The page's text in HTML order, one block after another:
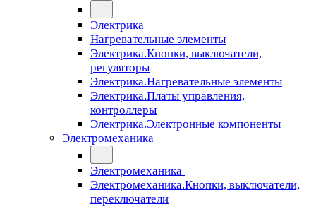
Электрика
Нагревательные элементы
Электрика.Кнопки, выключатели,
регуляторы
Электрика.Нагревательные элементы
Электрика.Платы управления,
контроллеры
Электрика.Электронные компоненты
Электромеханика
Электромеханика
Электромеханика.Кнопки, выключатели,
переключатели